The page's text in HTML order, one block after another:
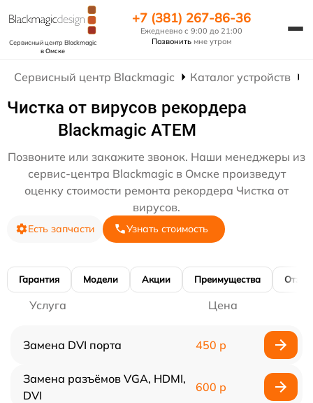
Сервисный центр Blackmagic
в Омске
+7 (381) 267-86-36
Ежедневно с 9:00 до 21:00
Позвонить мне утром
Сервисный центр Blackmagic Каталог устройств
Чистка от вирусов рекордера
Blackmagic ATEM
Позвоните или закажите звонок. Наши менеджеры из
сервис-центра Blackmagic в Омске произведут
оценку стоимости ремонта рекордера Чистка от
вирусов.
Есть запчасти Узнать стоимость
Гарантия Модели Акции Преимущества
Услуга Цена
Замена DVI порта 450 р
Замена разъёмов VGA, HDMI,
DVI
600 р